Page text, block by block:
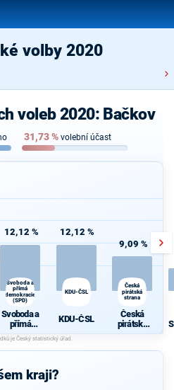
volby 2020
voleb 2020: Bačkov
31,73% volební účast
12,12 %
Svoboda a
přímá
demokracie
(SPD)
Svoboda a
přímá
demokraci
e (SPD)
12,12 %
KDU-ČSL
KDU-ČSL
9,09 %
Česká
pirátská
strana
Česká
pirátská
strana
kraji?